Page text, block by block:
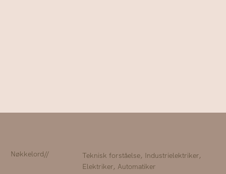
Nøkkelord//
Teknisk forståelse, Industrielektriker,
Elektriker, Automatiker